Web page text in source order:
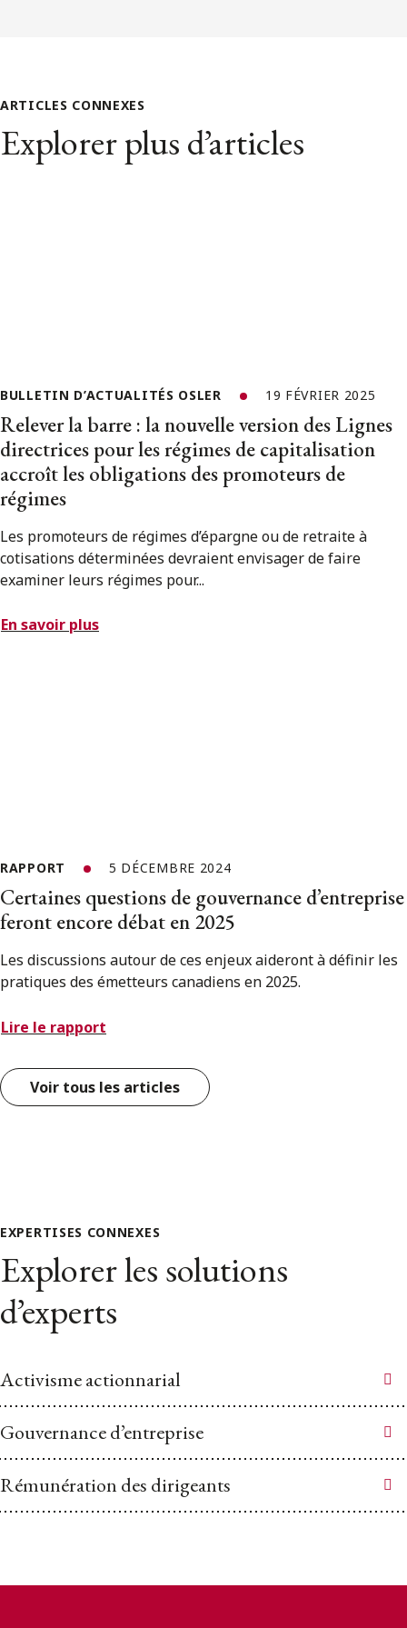
ARTICLES CONNEXES
Explorer plus d’articles
BULLETIN D’ACTUALITÉS OSLER 19 FÉVRIER 2025
Relever la barre : la nouvelle version des Lignes
directrices pour les régimes de capitalisation
accroît les obligations des promoteurs de
régimes
Les promoteurs de régimes d’épargne ou de retraite à
cotisations déterminées devraient envisager de faire
examiner leurs régimes pour...
En savoir plus
RAPPORT 5 DÉCEMBRE 2024
Certaines questions de gouvernance d’entreprise
feront encore débat en 2025
Les discussions autour de ces enjeux aideront à définir les
pratiques des émetteurs canadiens en 2025.
Lire le rapport
Voir tous les articles
EXPERTISES CONNEXES
Explorer les solutions
d’experts
Activisme actionnarial
Gouvernance d’entreprise
Rémunération des dirigeants